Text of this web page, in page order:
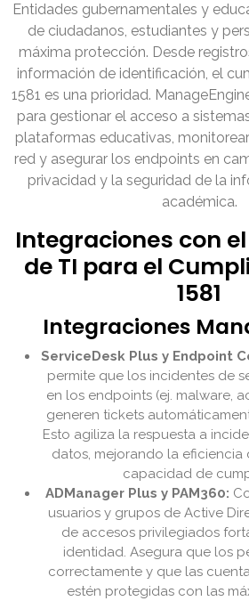
Entidades gubernamentales y
de ciudadanos, estudiantes y
máxima protección. Desde
información de identificación, el
1581 es una prioridad.
para gestionar el acceso a
plataformas educativas,
red y asegurar los endpoints en
privacidad y la seguridad de la
académica.
Integraciones con
de TI para el
1581
Integraciones
ServiceDesk Plus y Endpoint
permite que los incidentes de
en los endpoints (ej. malware,
generen tickets
Esto agiliza la respuesta a
datos, mejorando la eficiencia
capacidad de
ADManager Plus y PAM360:
usuarios y grupos de Active
de accesos privilegiados
identidad. Asegura que los
correctamente y que las
estén protegidas con las